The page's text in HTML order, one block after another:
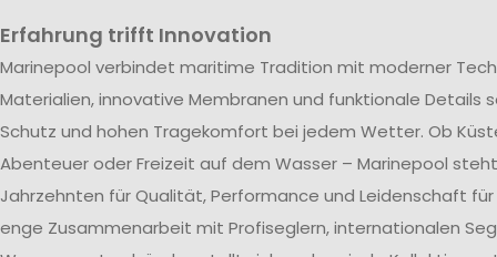
Erfahrung trifft Innovation
Marinepool verbindet maritime Tradition mit moderner
Materialien, innovative Membranen und funktionale Details
Schutz und hohen Tragekomfort bei jedem Wetter. Ob
Abenteuer oder Freizeit auf dem Wasser – Marinepool
Jahrzehnten für Qualität, Performance und Leidenschaft
enge Zusammenarbeit mit Profiseglern, internationalen